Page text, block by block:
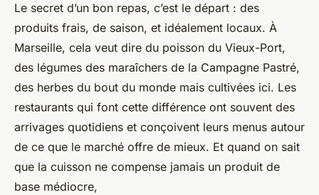
Le secret d’un bon repas, c’est le départ : des
produits frais, de saison, et idéalement locaux. À
Marseille, cela veut dire du poisson du Vieux-Port,
des légumes des maraîchers de la Campagne Pastré,
des herbes du bout du monde mais cultivées ici. Les
restaurants qui font cette différence ont souvent des
arrivages quotidiens et conçoivent leurs menus autour
de ce que le marché offre de mieux. Et quand on sait
que la cuisson ne compense jamais un produit de
base médiocre,